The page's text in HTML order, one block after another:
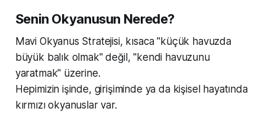
Senin Okyanusun Nerede?
Mavi Okyanus Stratejisi, kısaca "küçük havuzda
büyük balık olmak" değil, "kendi havuzunu
yaratmak" üzerine.
Hepimizin işinde, girişiminde ya da kişisel hayatında
kırmızı okyanuslar var.